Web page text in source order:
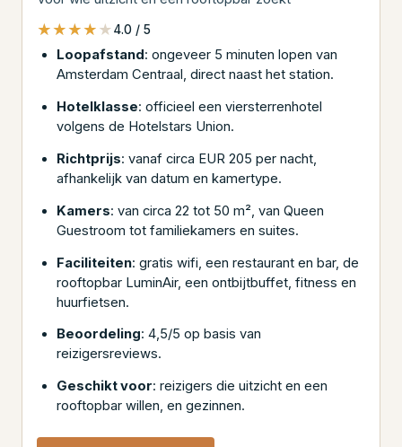
★★★★★
★★★★★4.0 / 5
Loopafstand: ongeveer 5 minuten lopen van
Amsterdam Centraal, direct naast het station.
Hotelklasse: officieel een viersterrenhotel
volgens de Hotelstars Union.
Richtprijs: vanaf circa EUR 205 per nacht,
afhankelijk van datum en kamertype.
Kamers: van circa 22 tot 50 m², van Queen
Guestroom tot familiekamers en suites.
Faciliteiten: gratis wifi, een restaurant en bar, de
rooftopbar LuminAir, een ontbijtbuffet, fitness en
huurfietsen.
Beoordeling: 4,5/5 op basis van
reizigersreviews.
Geschikt voor: reizigers die uitzicht en een
rooftopbar willen, en gezinnen.